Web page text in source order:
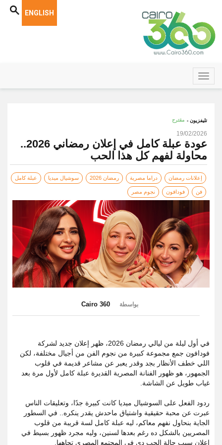
ENGLISH
تليفزيون - مقترح
19/02/2026
عودة عبلة كامل في إعلان رمضاني 2026..
محاولة لفهم كل هذا الحب
إعلانات رمضان دراما مصرية رمضان 2026 سوشيال ميديا عبلة كامل
فن فودافون نجوم مصر
بواسطة Cairo 360
في أول ليلة من ليالي رمضان 2026، ظهر إعلان جديد لشركة
فودافون جمع مجموعة كبيرة من نجوم الفن من أجيال مختلفة، لكن
اللي خطف الأنظار بجد وقدر يعبر عن مشاعر قديمة في قلوب
الجمهور، هو ظهور الفنانة المصرية القديرة عبلة كامل لأول مرة بعد
غياب طويل عن الشاشة.
ردود الفعل على السوشيال ميديا كانت كبيرة جدًا، وتعليقات الناس
عبرت عن محبة حقيقية واشتياق ماحدش يقدر ينكره.. في السطور
الجاية بنحاول نفهم معاكم، ليه عبلة كامل لسة قريبة من قلوب
المصريين بالشكل ده رغم بعدها لسنين، وليه مجرد ظهور بسيط في
إعلان سبب حالة الحب دي في المجتمع المصري تجاهها.